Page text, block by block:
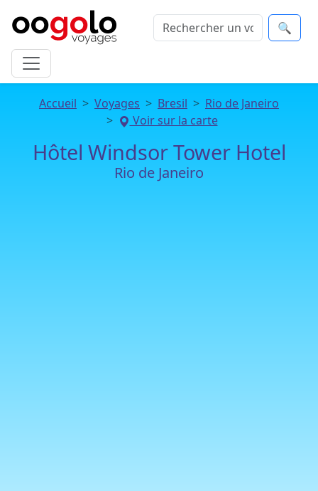
🔍
Accueil Voyages Bresil
Rio de Janeiro
Voir sur la carte
Hôtel Windsor Tower Hotel
Rio de Janeiro